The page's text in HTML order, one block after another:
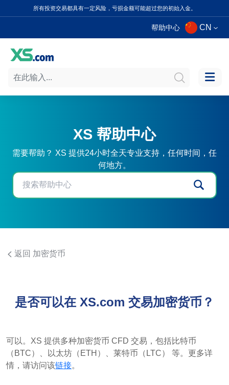
所有投资交易都具有一定风险，亏损金额可能超过您的初始入金。
帮助中心 CN
XS 帮助中心
需要帮助？ XS 提供24小时全天专业支持，任何时间，任
何地方。
返回 加密货币
是否可以在 XS.com 交易加密货币？
可以。XS 提供多种加密货币 CFD 交易，包括比特币
（BTC）、以太坊（ETH）、莱特币（LTC） 等。更多详
情，请访问该链接。